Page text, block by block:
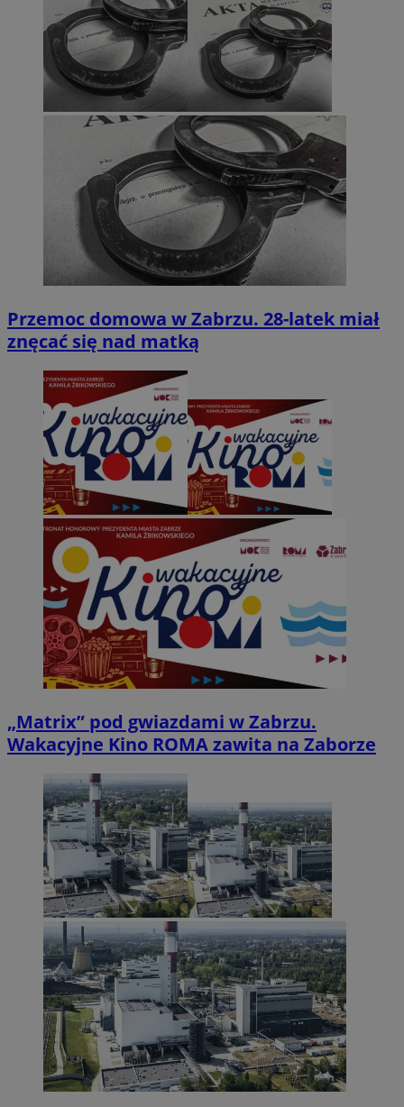
Przemoc domowa w Zabrzu. 28-latek miał
znęcać się nad matką
„Matrix” pod gwiazdami w Zabrzu.
Wakacyjne Kino ROMA zawita na Zaborze